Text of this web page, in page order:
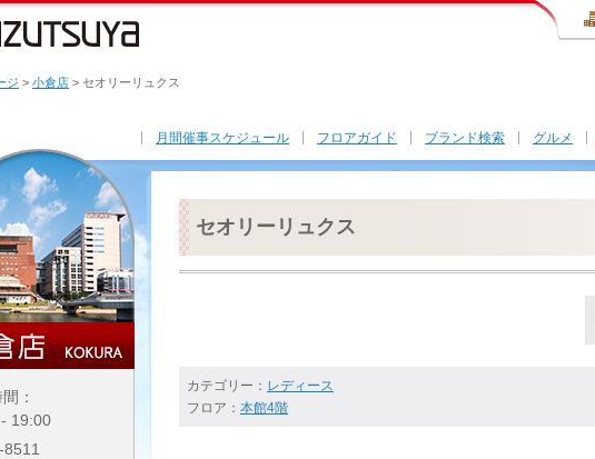
ジ > 小倉店 > セオリーリュクス
月間催事スケジュール フロアガイド ブランド検索 グルメ
：
19:00
8511
セオリーリュクス
カテゴリー： レディース
フロア： 本館4階